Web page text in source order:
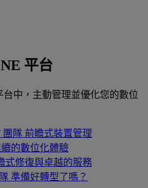
平台
中，主動管理並優化您的數位
團隊 前瞻式裝置管理
的數位化體驗
式修復與卓越的服務
準備好轉型了嗎？